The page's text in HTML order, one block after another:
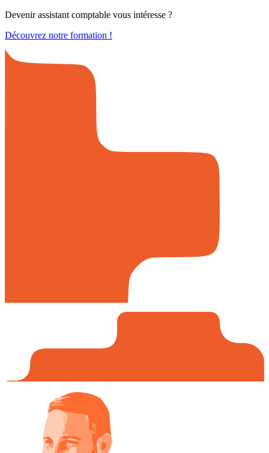
Devenir assistant comptable vous intéresse ?
Découvrez notre formation !